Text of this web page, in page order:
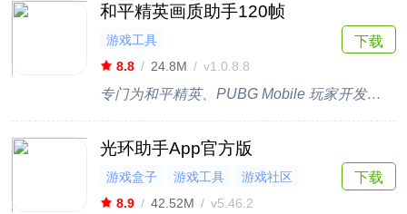
和平精英画质助手120帧
游戏工具
8.8 / 24.8M / v1.0.8.8
专门为和平精英、PUBG Mobile 玩家开发的画质助手！
下载
光环助手App官方版
游戏盒子 游戏工具
游戏社区
8.9 / 42.52M / v5.46.2
下载